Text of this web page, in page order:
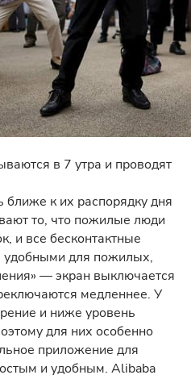
в 7 утра и проводят
к их распорядку дня
то, что пожилые люди
и все бесконтактные
удобными для пожилых,
— экран выключается
медленнее. У
и ниже уровень
для них особенно
приложение для
и удобным. Alibaba